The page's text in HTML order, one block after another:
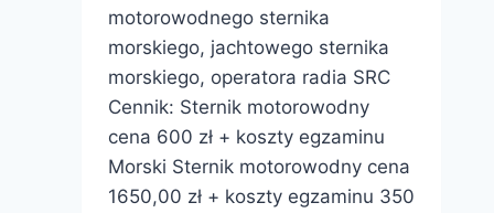
motorowodnego sternika
morskiego, jachtowego sternika
morskiego, operatora radia SRC
Cennik: Sternik motorowodny
cena 600 zł + koszty egzaminu
Morski Sternik motorowodny cena
1650,00 zł + koszty egzaminu 350